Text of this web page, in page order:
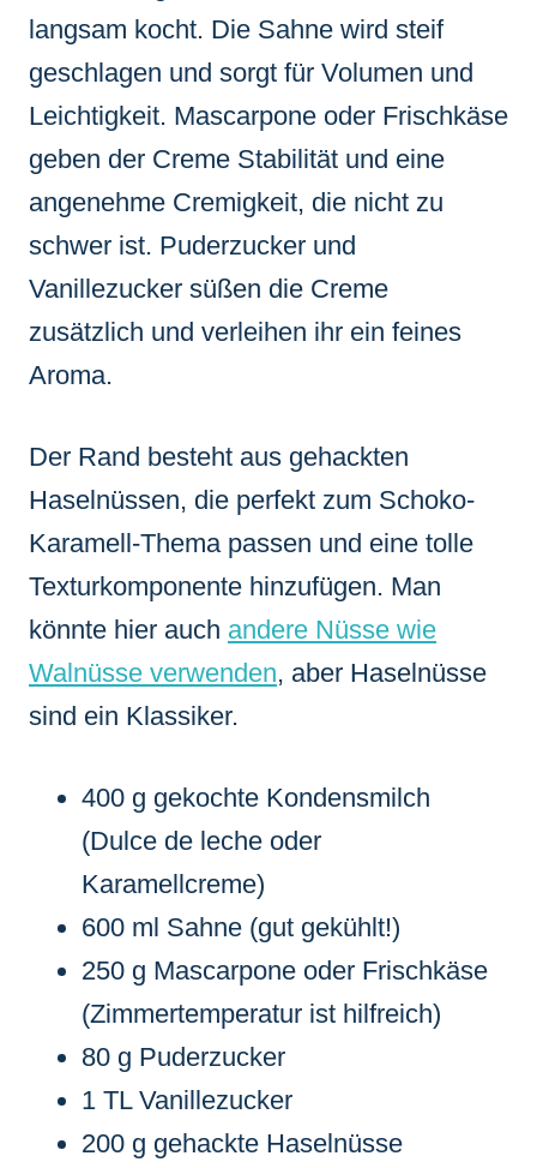
langsam kocht. Die Sahne wird steif
geschlagen und sorgt für Volumen und
Leichtigkeit. Mascarpone oder Frischkäse
geben der Creme Stabilität und eine
angenehme Cremigkeit, die nicht zu
schwer ist. Puderzucker und
Vanillezucker süßen die Creme
zusätzlich und verleihen ihr ein feines
Aroma.
Der Rand besteht aus gehackten
Haselnüssen, die perfekt zum Schoko-
Karamell-Thema passen und eine tolle
Texturkomponente hinzufügen. Man
könnte hier auch andere Nüsse wie
Walnüsse verwenden, aber Haselnüsse
sind ein Klassiker.
400 g gekochte Kondensmilch
(Dulce de leche oder
Karamellcreme)
600 ml Sahne (gut gekühlt!)
250 g Mascarpone oder Frischkäse
(Zimmertemperatur ist hilfreich)
80 g Puderzucker
1 TL Vanillezucker
200 g gehackte Haselnüsse